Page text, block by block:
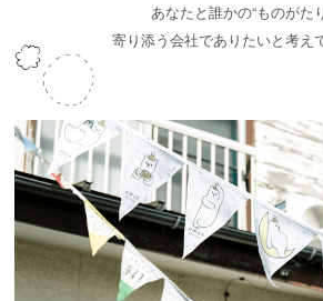
あなたと誰かの“ものがた
寄り添う会社でありたいと考え